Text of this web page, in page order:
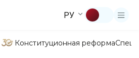
РУ
Конституционная реформа